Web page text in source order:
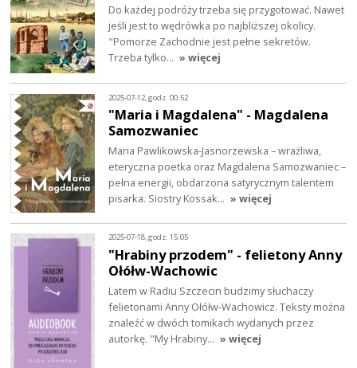
Do każdej podróży trzeba się przygotować. Nawet
jeśli jest to wędrówka po najbliższej okolicy.
"Pomorze Zachodnie jest pełne sekretów.
Trzeba tylko… » więcej
2025-07-12, godz. 00:52
"Maria i Magdalena" - Magdalena
Samozwaniec
Maria Pawlikowska-Jasnorzewska – wrażliwa,
eteryczna poetka oraz Magdalena Samozwaniec –
pełna energii, obdarzona satyrycznym talentem
pisarka. Siostry Kossak… » więcej
2025-07-18, godz. 15:05
"Hrabiny przodem" - felietony Anny
Ołółw-Wachowic
Latem w Radiu Szczecin budzimy słuchaczy
felietonami Anny Ołółw-Wachowicz. Teksty można
znaleźć w dwóch tomikach wydanych przez
autorkę. "My Hrabiny… » więcej